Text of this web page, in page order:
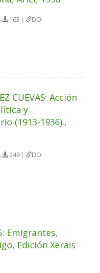
163 |
DOI
CUEVAS: Acción
y
(1913-1936).,
249 |
DOI
Emigrantes,
Edición Xerais